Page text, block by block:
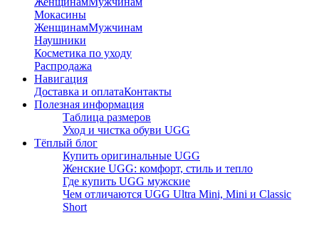
Мокасины
ЖенщинамМужчинам
Наушники
Косметика по уходу
Распродажа
Навигация
Доставка и оплатаКонтакты
Полезная информация
Таблица размеров
Уход и чистка обуви UGG
Тёплый блог
Купить оригинальные UGG
Женские UGG: комфорт, стиль и тепло
Где купить UGG мужские
Чем отличаются UGG Ultra Mini, Mini и Classic
Short